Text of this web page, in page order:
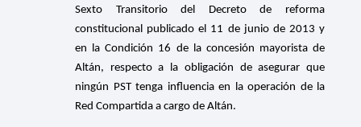
Sexto Transitorio del Decreto de reforma
constitucional publicado el 11 de junio de 2013 y
en la Condición 16 de la concesión mayorista de
Altán, respecto a la obligación de asegurar que
ningún PST tenga influencia en la operación de la
Red Compartida a cargo de Altán.